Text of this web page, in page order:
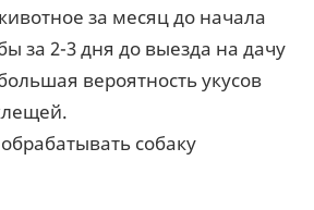
за месяц до начала
за 2-3 дня до выезда на дачу
вероятность укусов
собаку